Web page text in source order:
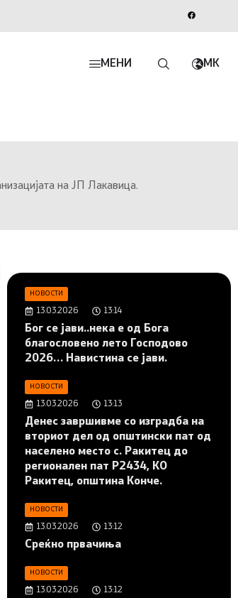
МЕНИ MK
на ЈП Лакавица.
НОВОСТИ
13.03.2026 13:14
Бог се јави..нека е од Бога
благословено лето Господово
2026… Навистина се јави.
НОВОСТИ
13.03.2026 13:13
Денес завршивме со изградба на
вториот дел од општински пат од
населено место с. Ракитец до
регионален пат Р2434, КО
Ракитец, општина Конче.
НОВОСТИ
13.03.2026 13:12
Среќно првачиња
НОВОСТИ
13.03.2026 13:12